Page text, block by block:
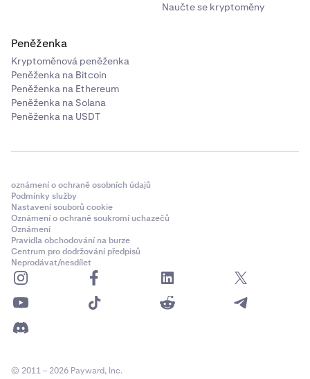
Naučte se kryptoměny
Peněženka
Kryptoměnová peněženka
Peněženka na Bitcoin
Peněženka na Ethereum
Peněženka na Solana
Peněženka na USDT
oznámení o ochraně osobních údajů
Podmínky služby
Nastavení souborů cookie
Oznámení o ochraně soukromí uchazečů
Oznámení
Pravidla obchodování na burze
Centrum pro dodržování předpisů
Neprodávat/nesdílet
© 2011 – 2026 Payward, Inc.